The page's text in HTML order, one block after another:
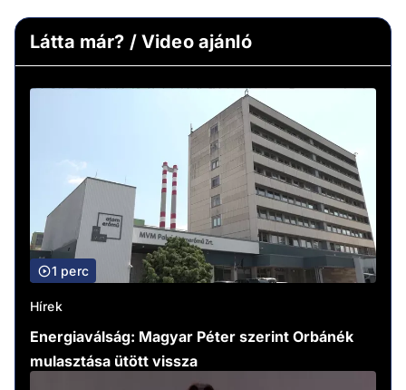
Látta már? / Video ajánló
1 perc
Hírek
Energiaválság: Magyar Péter szerint Orbánék
mulasztása ütött vissza